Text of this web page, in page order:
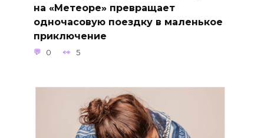
на «Метеоре» превращает
одночасовую поездку в маленькое
приключение
0 5